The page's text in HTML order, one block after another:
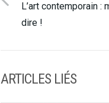
L’art contemporain :
dire !
ARTICLES LIÉS